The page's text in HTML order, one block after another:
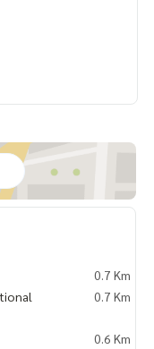
ตอลล็อค)
0.7 Km
0.7 Km
0.6 Km